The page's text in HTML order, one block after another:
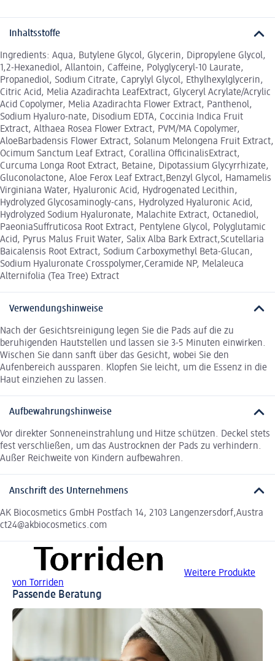
Inhaltsstoffe
Ingredients: Aqua, Butylene Glycol, Glycerin, Dipropylene Glycol,
1,2-Hexanediol, Allantoin, Caffeine, Polyglyceryl-10 Laurate,
Propanediol, Sodium Citrate, Caprylyl Glycol, Ethylhexylglycerin,
Citric Acid, Melia Azadirachta LeafExtract, Glyceryl Acrylate/Acrylic
Acid Copolymer, Melia Azadirachta Flower Extract, Panthenol,
Sodium Hyaluro-nate, Disodium EDTA, Coccinia Indica Fruit
Extract, Althaea Rosea Flower Extract, PVM/MA Copolymer,
AloeBarbadensis Flower Extract, Solanum Melongena Fruit Extract,
Ocimum Sanctum Leaf Extract, Corallina OfficinalisExtract,
Curcuma Longa Root Extract, Betaine, Dipotassium Glycyrrhizate,
Gluconolactone, Aloe Ferox Leaf Extract,Benzyl Glycol, Hamamelis
Virginiana Water, Hyaluronic Acid, Hydrogenated Lecithin,
Hydrolyzed Glycosaminogly-cans, Hydrolyzed Hyaluronic Acid,
Hydrolyzed Sodium Hyaluronate, Malachite Extract, Octanediol,
PaeoniaSuffruticosa Root Extract, Pentylene Glycol, Polyglutamic
Acid, Pyrus Malus Fruit Water, Salix Alba Bark Extract,Scutellaria
Baicalensis Root Extract, Sodium Carboxymethyl Beta-Glucan,
Sodium Hyaluronate Crosspolymer,Ceramide NP, Melaleuca
Alternifolia (Tea Tree) Extract
Verwendungshinweise
Nach der Gesichtsreinigung legen Sie die Pads auf die zu
beruhigenden Hautstellen und lassen sie 3-5 Minuten einwirken.
Wischen Sie dann sanft über das Gesicht, wobei Sie den
Aufenbereich aussparen. Klopfen Sie leicht, um die Essenz in die
Haut einziehen zu lassen.
Aufbewahrungshinweise
Vor direkter Sonneneinstrahlung und Hitze schützen. Deckel stets
fest verschließen, um das Austrocknen der Pads zu verhindern.
Außer Reichweite von Kindern aufbewahren.
Anschrift des Unternehmens
AK Biocosmetics GmbH Postfach 14, 2103 Langenzersdorf,Austra
ct24@akbiocosmetics.com
Weitere Produkte
von Torriden
Passende Beratung